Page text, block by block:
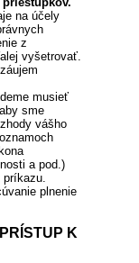
na účely
z
vyšetrovať.
musieť
sme
vášho
a pod.)
plnenie
K